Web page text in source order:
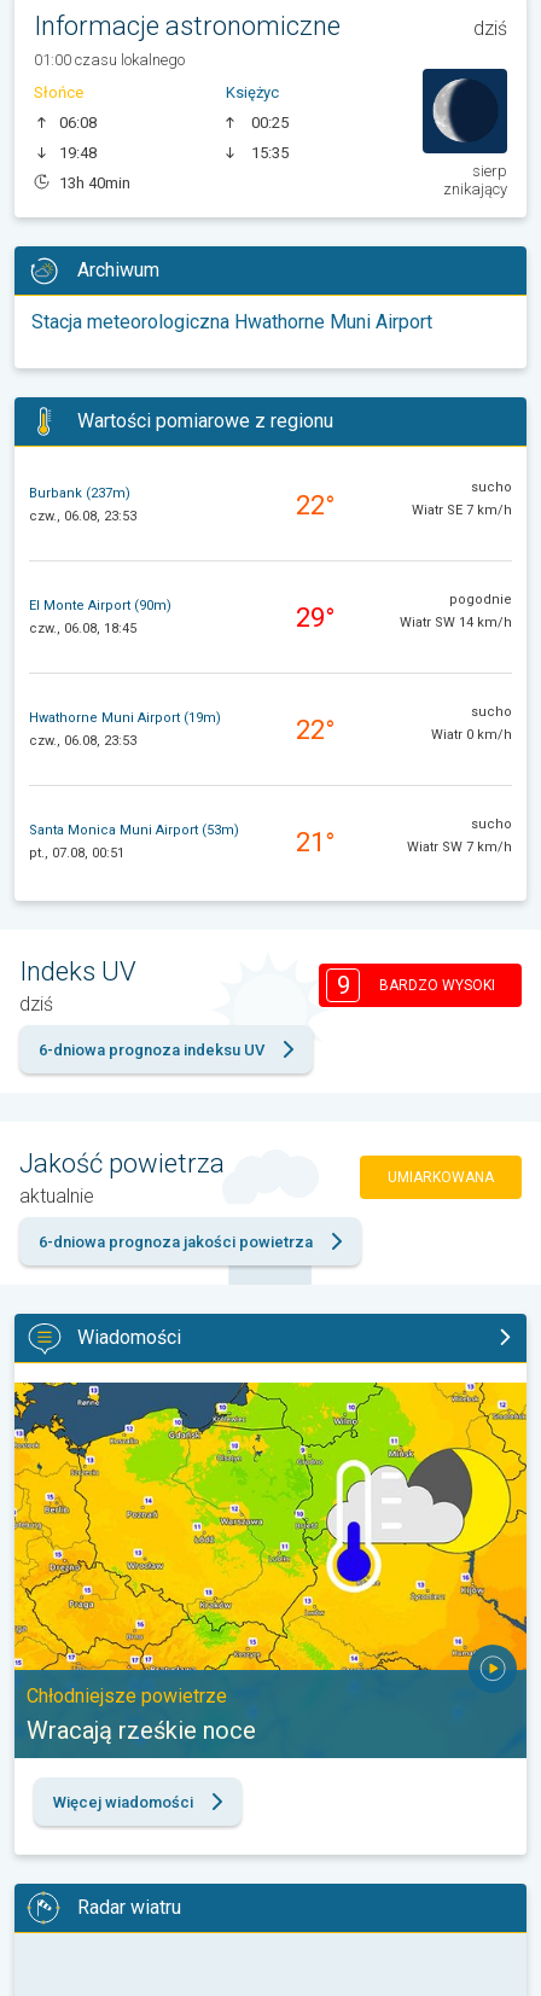
Informacje astronomiczne dziś
01:00 czasu lokalnego
Słońce
06:08
19:48
13h 40min
Księżyc
00:25
15:35
sierp
znikający
Archiwum
Stacja meteorologiczna Hwathorne Muni Airport
Wartości pomiarowe z regionu
Burbank (237m)
czw., 06.08, 23:53
22°
sucho
Wiatr SE 7 km/h
El Monte Airport (90m)
czw., 06.08, 18:45
29°
pogodnie
Wiatr SW 14 km/h
Hwathorne Muni Airport (19m)
czw., 06.08, 23:53
22°
sucho
Wiatr 0 km/h
Santa Monica Muni Airport (53m)
pt., 07.08, 00:51
21°
sucho
Wiatr SW 7 km/h
Indeks UV
dziś
9 BARDZO WYSOKI
6-dniowa prognoza indeksu UV
Jakość powietrza
aktualnie
UMIARKOWANA
6-dniowa prognoza jakości powietrza
Wiadomości
Wracają rześkie noce. Chłodniejsze powietrze. . .
Chłodniejsze powietrze
Wracają rześkie noce
Więcej wiadomości
Radar wiatru